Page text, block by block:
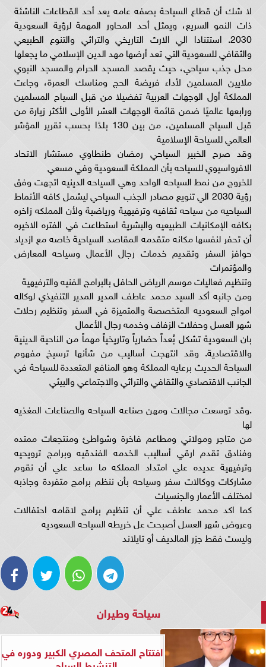
لا شك أن قطاع السياحة بصفه عامه يعد أحد القطاعات الناشئة
ذات النمو السريع، ويمثل أحد المحاور المهمة لرؤية السعودية
2030. استتنادا الي الارث التاريخي والتراثي والتنوع الطبيعي
والثقافي للسعودية التي تعد أرضها مهد الدين الإسلامي ما يجعلها
محل جذب سياحي، حيث يقصد المسجد الحرام والمسجد النبوي
ملايين المسلمين لأداء فريضة الحج ومناسك العمرة، وجاءت
المملكة أول الوجهات العربية تفضيلا من قبل السياح المسلمين
ورابعها عالميًا ضمن قائمة الوجهات العشر الأولى الأكثر زيارة من
قبل السياح المسلمين، من بين 130 بلدًا بحسب تقرير المؤشر
العالمي للسياحة الإسلامية
وقد صرح الخبير السياحي رمضان طنطاوي مستشار الاتحاد
الافرواسيوي للسياحه بأن المملكة السعودية وفي مسعي
للخروج من نمط السياحه الواحد وهي السياحه الدينيه اتجهت وفق
رؤية 2030 الي تنويع مصادر الجذب السياحي ليشمل كافه الأنماط
السياحيه من سياحه ثقافيه وترفيهية ورياضية ولأن المملكه زاخره
بكافه الإمكانيات الطبيعيه والبشرية استطاعت في الفتره الاخيره
أن تحفر لنفسها مكانه متقدمه المقاصد السياحية خاصه مع ازدياد
حوافز السفر وتقديم خدمات رجال الأعمال وسياحه المعارض
والمؤتمرات
وتنظيم فعاليات موسم الرياض الحافل بالبرامج الفنيه والترفيهية
ومن جانبه أكد السيد محمد عاطف المدير المدير التنفيذي لوكاله
امواج السعوديه المتخصصة والمتميزة في السفر وتنظيم رحلات
شهر العسل وحفلات الزفاف وخدمه رجال الأعمال
بان السعودية تشكل بُعداً حضارياً وتاريخياً مهماً من الناحية الدينية
والاقتصادية. وقد انتهجت أساليب من شأنها ترسيخ مفهوم
السياحة الحديث برعايه المملكة وهو المنافع المتعددة للسياحة في
الجانب الاقتصادي والثقافي والتراثي والاجتماعي والبيئي
.وقد توسعت مجالات ومهن صناعه السياحه والصناعات المغذيه
لها
من متاجر ومولاتي ومطاعم فاخرة وشواطئ ومنتجعات ممتده
وفنادق تقدم ارقي أساليب الخدمه الفندقيه وبرامج ترويحيه
وترفيهية عديده علي امتداد المملكه ما ساعد علي أن نقوم
مشاركات ووكالات سفر وسياحه بأن ننظم برامج متفردة وجاذبه
لمختلف الأعمار والجنسيات
كما اكد محمد عاطف علي أن تنظيم برامج لاقامه احتفالات
وعروض شهر العسل أصبحت عل خريطه السياحه السعوديه
وليست فقط جزر المالديف أو تايلاند
سياحة وطيران
افتتاح المتحف المصري الكبير ودوره في